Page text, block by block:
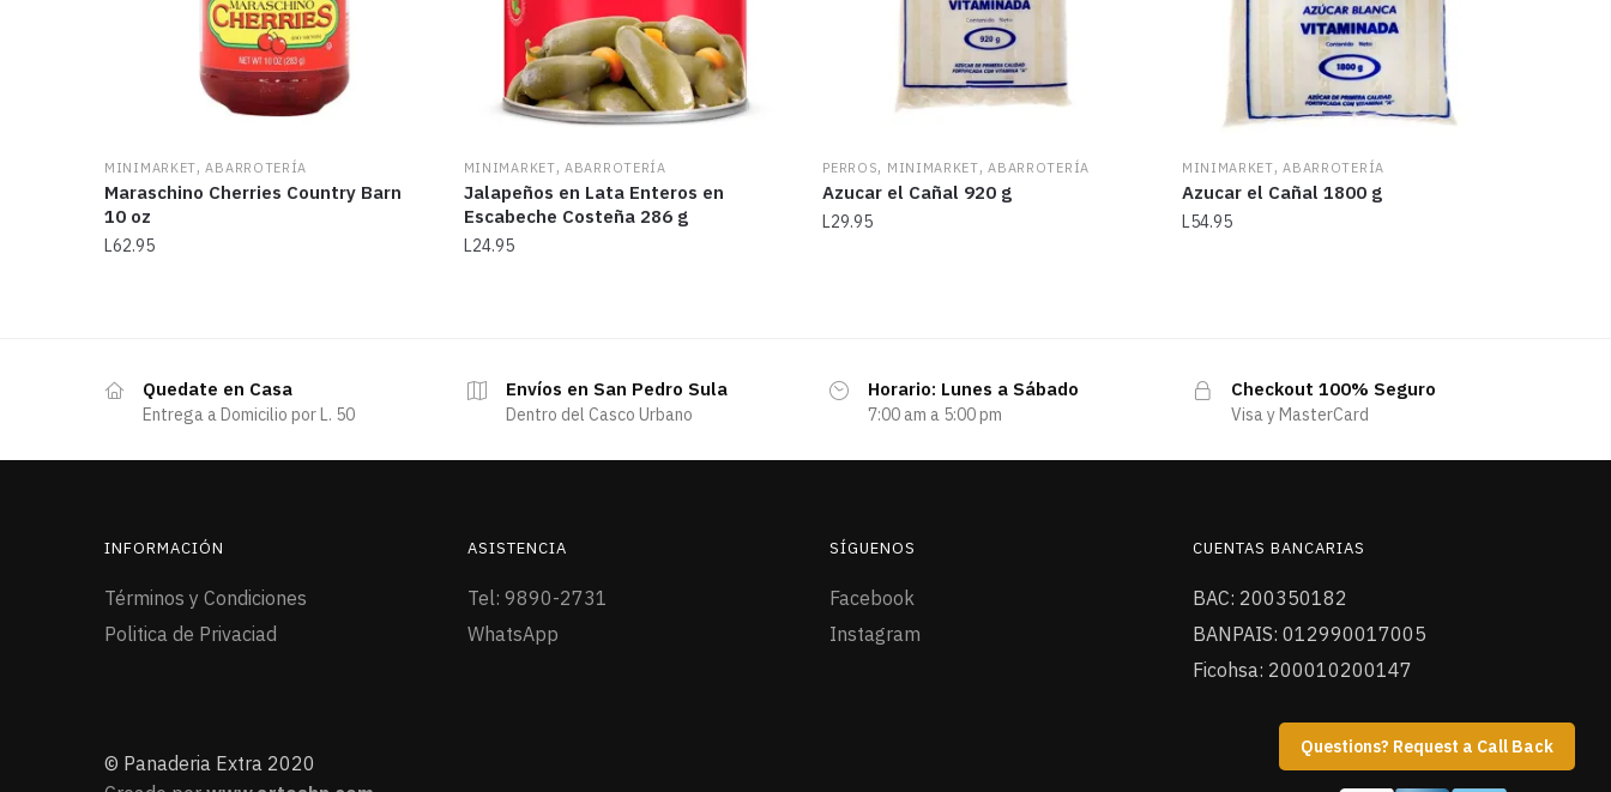
Questions? Request a Call Back
MINIMARKET,ABARROTERÍA
Maraschino Cherries Country Barn
10 oz
L62.95
MINIMARKET,ABARROTERÍA
Jalapeños en Lata Enteros en
Escabeche Costeña 286 g
L24.95
PERROS, MINIMARKET,ABARROTERÍA
Azucar el Cañal 920 g
L29.95
MINIMARKET,ABARROTERÍA
Azucar el Cañal 1800 g
L54.95
Quedate en Casa
Entrega a Domicilio por L. 50
Envíos en San Pedro Sula
Dentro del Casco Urbano
Horario: Lunes a Sábado
7:00 am a 5:00 pm
Checkout 100% Seguro
Visa y MasterCard
INFORMACIÓN
Términos y Condiciones
Politica de Privaciad
ASISTENCIA
Tel: 9890-2731
WhatsApp
SÍGUENOS
Facebook
Instagram
CUENTAS BANCARIAS
BAC: 200350182
BANPAIS: 012990017005
Ficohsa: 200010200147
© Panaderia Extra 2020